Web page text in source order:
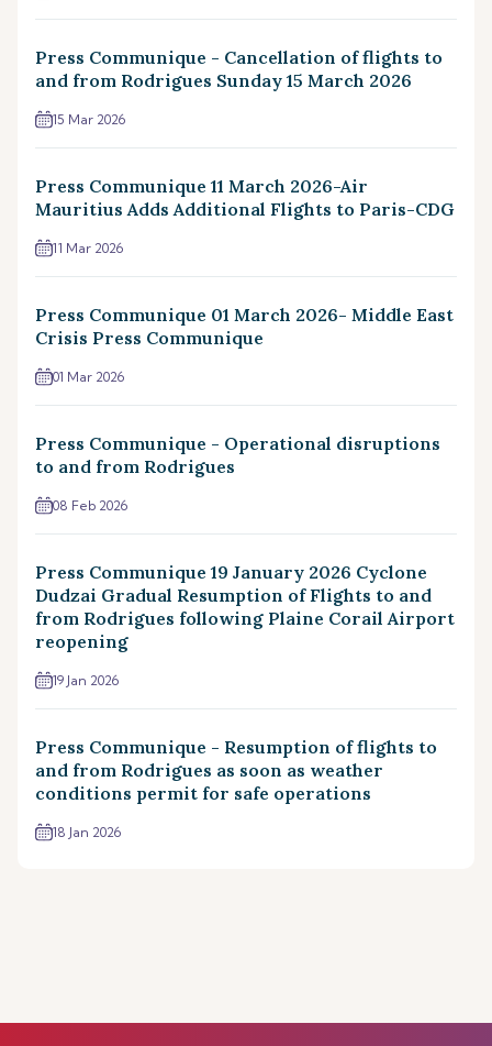
Press Communique - Cancellation of flights to
and from Rodrigues Sunday 15 March 2026
15 Mar 2026
Press Communique 11 March 2026-Air
Mauritius Adds Additional Flights to Paris-CDG
11 Mar 2026
Press Communique 01 March 2026- Middle East
Crisis Press Communique
01 Mar 2026
Press Communique - Operational disruptions
to and from Rodrigues
08 Feb 2026
Press Communique 19 January 2026 Cyclone
Dudzai Gradual Resumption of Flights to and
from Rodrigues following Plaine Corail Airport
reopening
19 Jan 2026
Press Communique - Resumption of flights to
and from Rodrigues as soon as weather
conditions permit for safe operations
18 Jan 2026